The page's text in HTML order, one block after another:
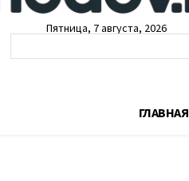
Пятница, 7 августа, 2026
ГЛАВНАЯ